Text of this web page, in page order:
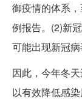
御疫情的体系
例报告。(2)新
可能出现新冠病
因此，今年冬
以有效降低感